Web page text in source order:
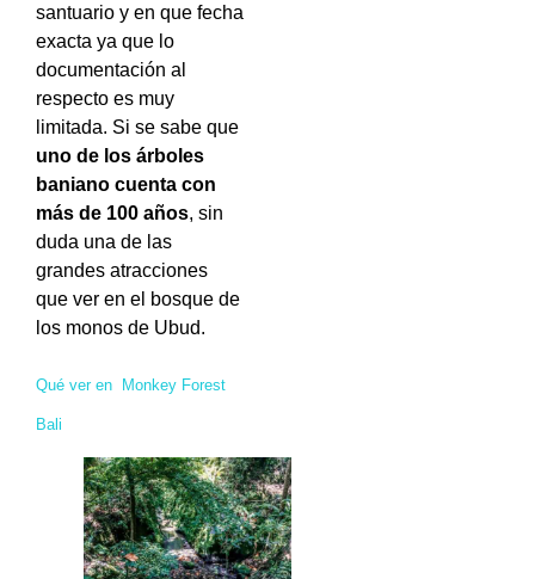
santuario y en que fecha
exacta ya que lo
documentación al
respecto es muy
limitada. Si se sabe que
uno de los árboles
baniano cuenta con
más de 100 años, sin
duda una de las
grandes atracciones
que ver en el bosque de
los monos de Ubud.
Qué ver en Monkey Forest
Bali